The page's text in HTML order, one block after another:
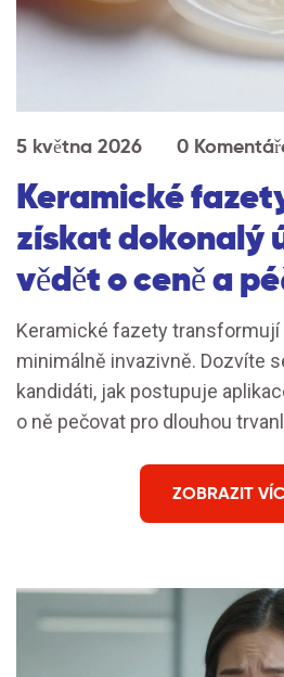
5 května 2026 0
Keramické
získat dokonalý
vědět o ceně a
Keramické fazety transformují
minimálně invazivně. Dozvíte
kandidáti, jak postupuje
o ně pečovat pro dlouhou
ZOBRAZIT